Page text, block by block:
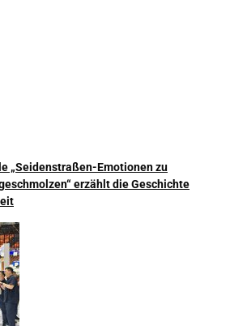
„Seidenstraßen-Emotionen zu
erzählt die Geschichte